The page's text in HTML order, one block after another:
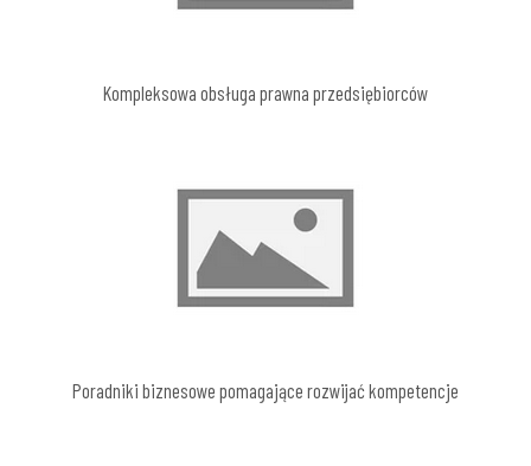
Kompleksowa obsługa prawna przedsiębiorców
Poradniki biznesowe pomagające rozwijać kompetencje